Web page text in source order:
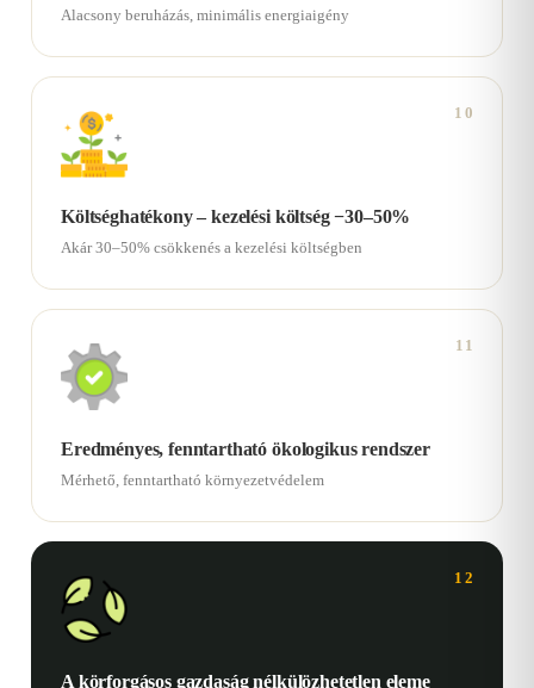
Alacsony beruházás, minimális energiaigény
10
Költséghatékony – kezelési költség −30–50%
Akár 30–50% csökkenés a kezelési költségben
11
Eredményes, fenntartható ökologikus rendszer
Mérhető, fenntartható környezetvédelem
12
A körforgásos gazdaság nélkülözhetetlen eleme